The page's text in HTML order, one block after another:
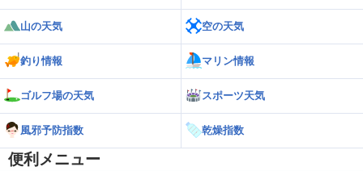
山の天気 空の天気
釣り情報 マリン情報
ゴルフ場の天気 スポーツ天気
風邪予防指数 乾燥指数
便利メニュー